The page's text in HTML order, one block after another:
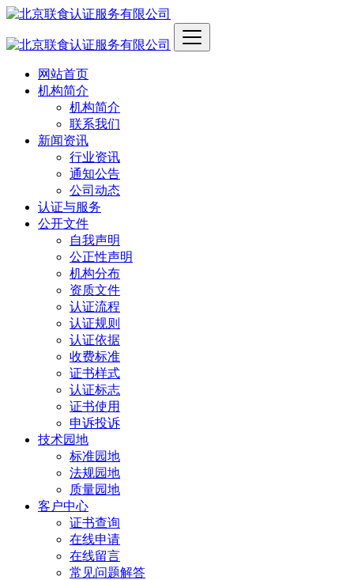
网站首页
机构简介
机构简介
联系我们
新闻资讯
行业资讯
通知公告
公司动态
认证与服务
公开文件
自我声明
公正性声明
机构分布
资质文件
认证流程
认证规则
认证依据
收费标准
证书样式
认证标志
证书使用
申诉投诉
技术园地
标准园地
法规园地
质量园地
客户中心
证书查询
在线申请
在线留言
常见问题解答